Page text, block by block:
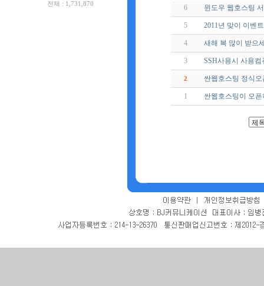
전체 : 1,731,870
6 윈도우 웹호스팅
5 2011년 맞이 이벤
4 새해 복 많이 받으
3 SSH사용시 사용
2 싼웹호스팅 정식오
1 싼웹호스팅이 오